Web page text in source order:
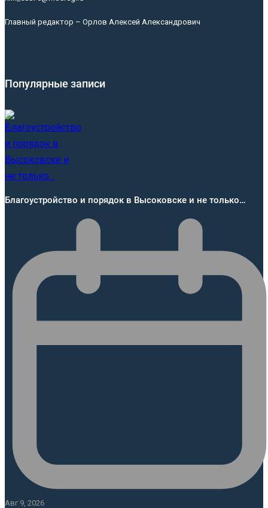
Главный редактор – Орлов Алексей Александрович
Популярные записи
Благоустройство и порядок в Высоковске и не только…
Авг 9, 2026